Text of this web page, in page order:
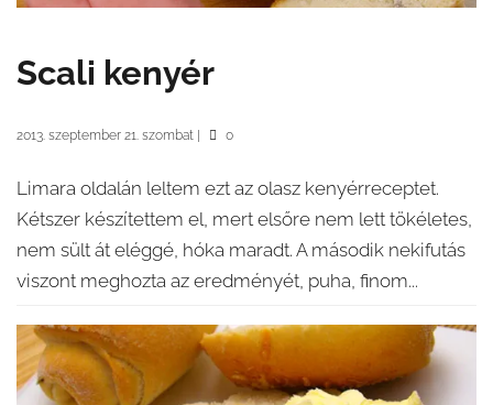
Scali kenyér
2013. szeptember 21. szombat 0
Limara oldalán leltem ezt az olasz kenyérreceptet.
Kétszer készítettem el, mert elsőre nem lett tökéletes,
nem sült át eléggé, hóka maradt. A második nekifutás
viszont meghozta az eredményét, puha, finom...